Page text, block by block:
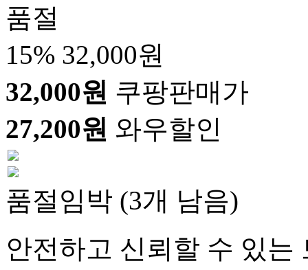
품절
15% 32,000원
32,000원 쿠팡판매가
27,200원 와우할인
품절임박 (3개 남음)
안전하고 신뢰할 수 있는